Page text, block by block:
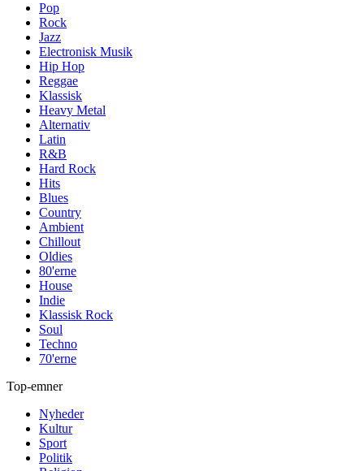
Pop
Rock
Jazz
Electronisk Musik
Hip Hop
Reggae
Klassisk
Heavy Metal
Alternativ
Latin
R&B
Hard Rock
Hits
Blues
Country
Ambient
Chillout
Oldies
80'erne
House
Indie
Klassisk Rock
Soul
Techno
70'erne
Top-emner
Nyheder
Kultur
Sport
Politik